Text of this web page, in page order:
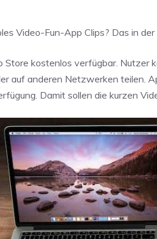
Video-Fun-App Clips? Das in
Store kostenlos verfügbar. Nutzer
auf anderen Netzwerken teilen.
Damit sollen die kurzen